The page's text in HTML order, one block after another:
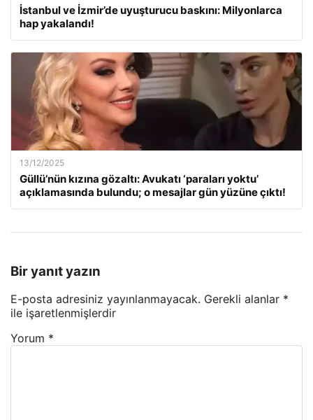
İstanbul ve İzmir’de uyuşturucu baskını: Milyonlarca
hap yakalandı!
13/12/2025
Güllü’nün kızına gözaltı: Avukatı ‘paraları yoktu’
açıklamasında bulundu; o mesajlar gün yüzüne çıktı!
Bir yanıt yazın
E-posta adresiniz yayınlanmayacak. Gerekli alanlar *
ile işaretlenmişlerdir
Yorum *